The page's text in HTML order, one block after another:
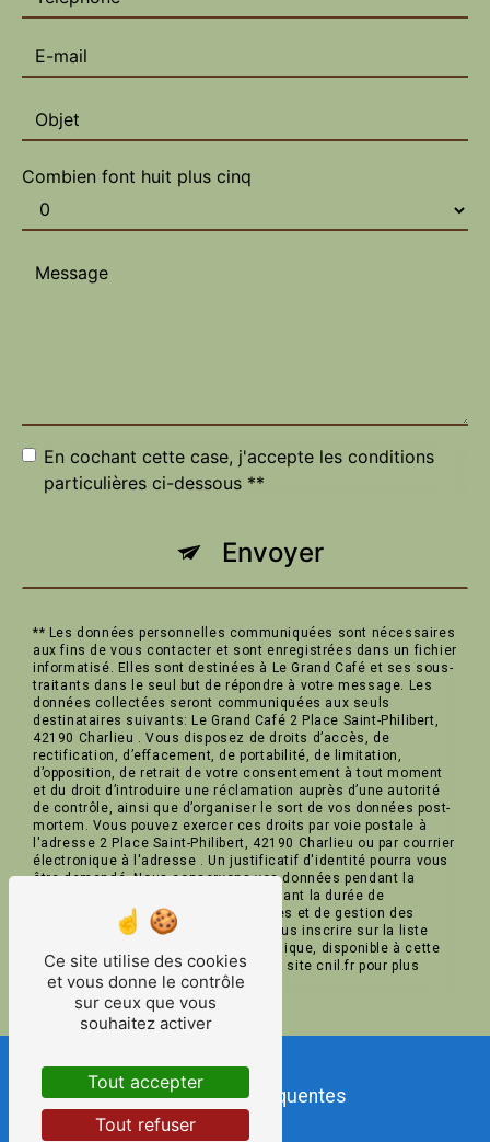
Combien font huit plus cinq
En cochant cette case, j'accepte les conditions
particulières ci-dessous **
Envoyer
** Les données personnelles communiquées sont nécessaires
aux fins de vous contacter et sont enregistrées dans un fichier
informatisé. Elles sont destinées à Le Grand Café et ses sous-
traitants dans le seul but de répondre à votre message. Les
données collectées seront communiquées aux seuls
destinataires suivants: Le Grand Café 2 Place Saint-Philibert,
42190 Charlieu . Vous disposez de droits d’accès, de
rectification, d’effacement, de portabilité, de limitation,
d’opposition, de retrait de votre consentement à tout moment
et du droit d’introduire une réclamation auprès d’une autorité
de contrôle, ainsi que d’organiser le sort de vos données post-
mortem. Vous pouvez exercer ces droits par voie postale à
l'adresse 2 Place Saint-Philibert, 42190 Charlieu ou par courrier
électronique à l'adresse . Un justificatif d'identité pourra vous
être demandé. Nous conservons vos données pendant la
période de prise de contact puis pendant la durée de
prescription légale aux fins probatoires et de gestion des
contentieux. Vous avez le droit de vous inscrire sur la liste
d'opposition au démarchage téléphonique, disponible à cette
adresse:Bloctel.gouv.fr. Consultez le site cnil.fr pour plus
d’informations sur vos droits.
Recherches fréquentes
Ce site utilise des cookies
et vous donne le contrôle
sur ceux que vous
souhaitez activer
Tout accepter
Tout refuser